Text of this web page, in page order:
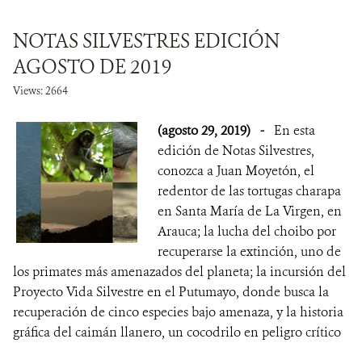
NOTAS SILVESTRES EDICIÓN
AGOSTO DE 2019
Views: 2664
(agosto 29, 2019) - En esta
edición de Notas Silvestres,
conozca a Juan Moyetón, el
redentor de las tortugas charapa
en Santa María de La Virgen, en
Arauca; la lucha del choibo por
recuperarse la extinción, uno de
los primates más amenazados del planeta; la incursión del
Proyecto Vida Silvestre en el Putumayo, donde busca la
recuperación de cinco especies bajo amenaza, y la historia
gráfica del caimán llanero, un cocodrilo en peligro crítico